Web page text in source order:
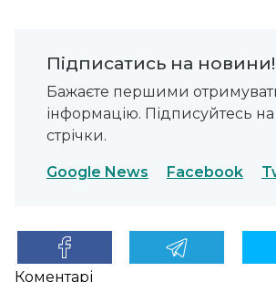
Підписатись на новини!
Бажаєте першими
інформацію. Підписуйтесь
стрічки.
Google News Facebook
Коментарі